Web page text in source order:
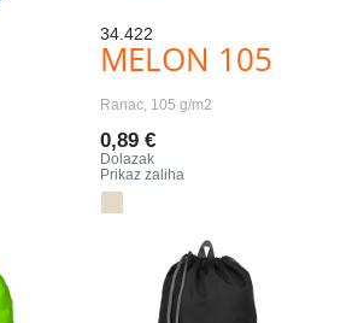
34.422
MELON 105
Ranac, 105 g/m2
0,89 €
Dolazak
Prikaz zaliha